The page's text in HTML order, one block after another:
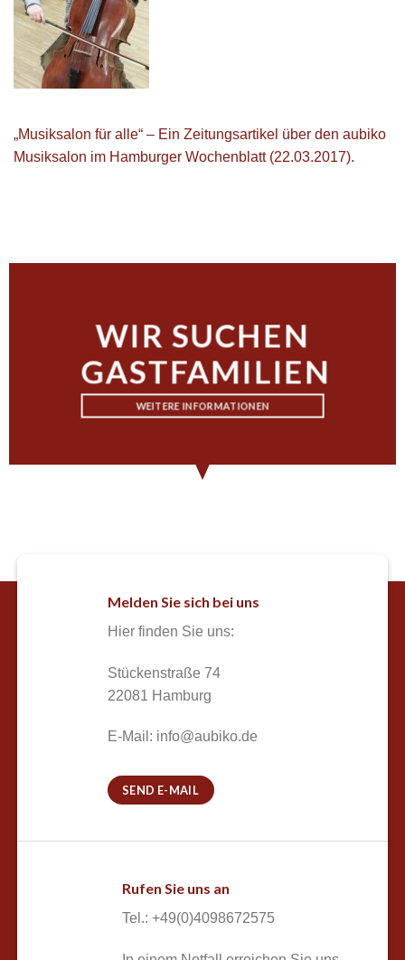
„Musiksalon für alle“ – Ein Zeitungsartikel über den aubiko
Musiksalon im Hamburger Wochenblatt (22.03.2017).
WIR SUCHEN
GASTFAMILIEN
WEITERE INFORMATIONEN
Melden Sie sich bei uns
Hier finden Sie uns:
Stückenstraße 74
22081 Hamburg
E-Mail: info@aubiko.de
SEND E-MAIL
Rufen Sie uns an
Tel.: +49(0)4098672575